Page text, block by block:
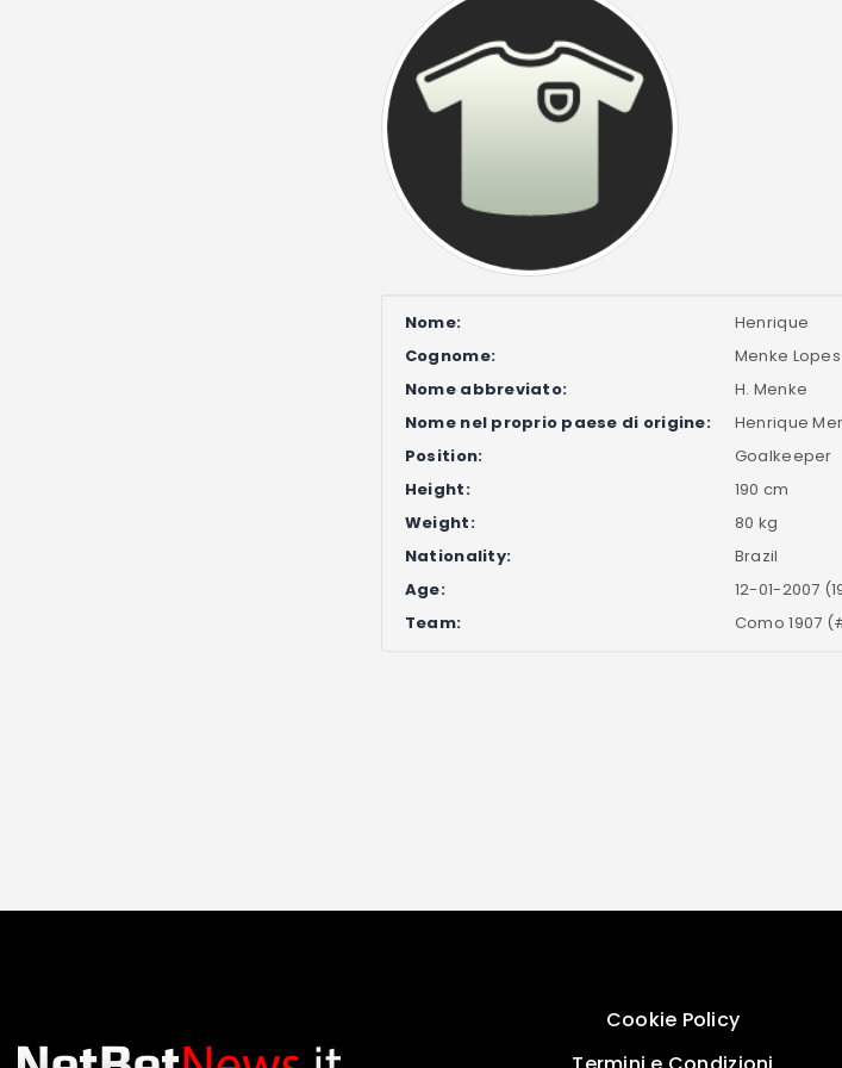
Nome:
Henrique
Cognome:
Menke Lopes
Nome abbreviato:
H. Menke
Nome nel proprio paese di origine:
Henrique
Position:
Goalkeeper
Height:
190 cm
Weight:
80 kg
Nationality:
Brazil
Age:
12-01-2007
Team:
Como 1907
Cookie Policy